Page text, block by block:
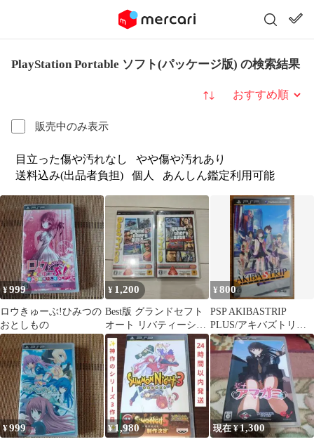
PlayStation Portable ソフト(パッケージ版) の検索結果
販売中のみ表示
並び替え
目立った傷や汚れなし
やや傷や汚れあり
送料込み(出品者負担)
個人 あんしん鑑定利用可能
¥999
ロウきゅーぶ!ひみつの
おとしもの
¥ 1,200
Best版 グランドセフト
オート リバティーシテ
ィとバイスシティの２
つセット
¥800
PSP AKIBASTRIP
PLUS/アキバズトリッ
ププラス
¥999 ¥1,980 現在 ¥1,300